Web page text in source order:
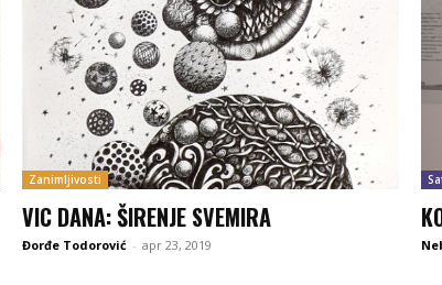
Zanimljivosti
VIC DANA: ŠIRENJE SVEMIRA
Đorđe Todorović - apr 23, 2019